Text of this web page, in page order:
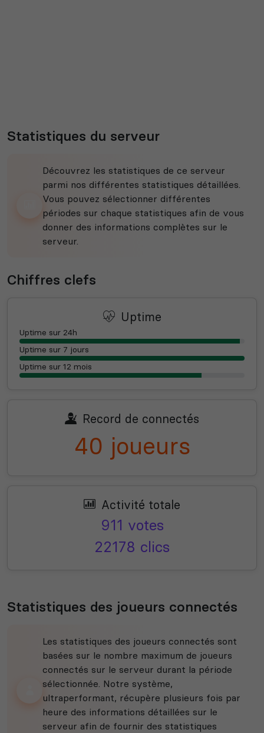
Statistiques du serveur
Découvrez les statistiques de ce serveur
parmi nos différentes statistiques détaillées.
Vous pouvez sélectionner différentes
périodes sur chaque statistiques afin de vous
donner des informations complètes sur le
serveur.
Chiffres clefs
Uptime
Uptime sur 24h
Uptime sur 7 jours
Uptime sur 12 mois
Record de connectés
40 joueurs
Activité totale
911 votes
22178 clics
Statistiques des joueurs connectés
Les statistiques des joueurs connectés sont
basées sur le nombre maximum de joueurs
connectés sur le serveur durant la période
sélectionnée. Notre système,
ultraperformant, récupère plusieurs fois par
heure des informations détaillées sur le
serveur afin de fournir des statistiques